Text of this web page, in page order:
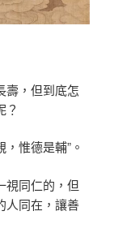
壽，但到底怎
？
惟德是輔”。
視同仁的，但
人同在，讓善